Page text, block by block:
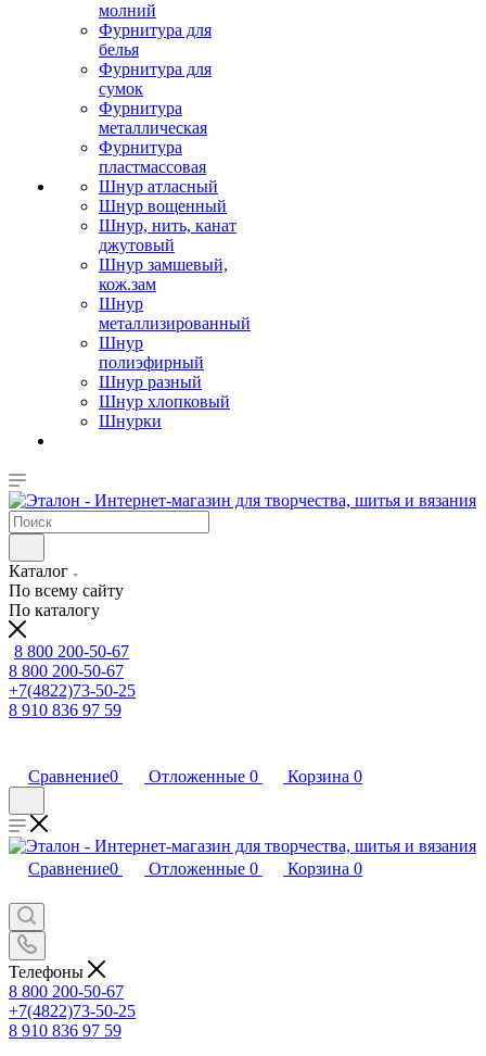
молний
Фурнитура для
белья
Фурнитура для
сумок
Фурнитура
металлическая
Фурнитура
пластмассовая
Шнур атласный
Шнур вощенный
Шнур, нить, канат
джутовый
Шнур замшевый,
кож.зам
Шнур
металлизированный
Шнур
полиэфирный
Шнур разный
Шнур хлопковый
Шнурки
Каталог
По всему сайту
По каталогу
8 800 200-50-67
8 800 200-50-67
+7(4822)73-50-25
8 910 836 97 59
Сравнение0 Отложенные 0 Корзина 0
Сравнение0 Отложенные 0 Корзина 0
Телефоны
8 800 200-50-67
+7(4822)73-50-25
8 910 836 97 59